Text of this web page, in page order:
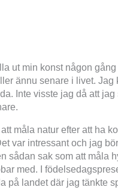
ut min konst någon
ännu senare i livet. Jag
Inte visste jag då att
måla natur efter att ha
var intressant och jag
sådan sak som att måla
med. I
på landet där jag tänkte